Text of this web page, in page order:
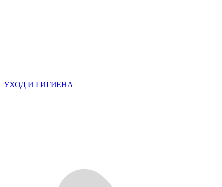
УХОД И ГИГИЕНА